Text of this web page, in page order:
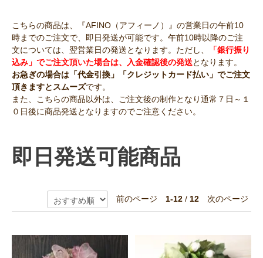
こちらの商品は、『AFINO（アフィーノ）』の営業日の午前10
時までのご注文で、即日発送が可能です。午前10時以降のご注
文については、翌営業日の発送となります。ただし、
「銀行振り
込み」でご注文頂いた場合は、入金確認後の発送となります。
お急ぎの場合は「代金引換」「クレジットカード払い」でご注文
頂きますとスムーズです。
また、こちらの商品以外は、ご注文後の制作となり通常７日～１
０日後に商品発送となりますのでご注意ください。
即日発送可能商品
前のページ 1-12 / 12 次のページ